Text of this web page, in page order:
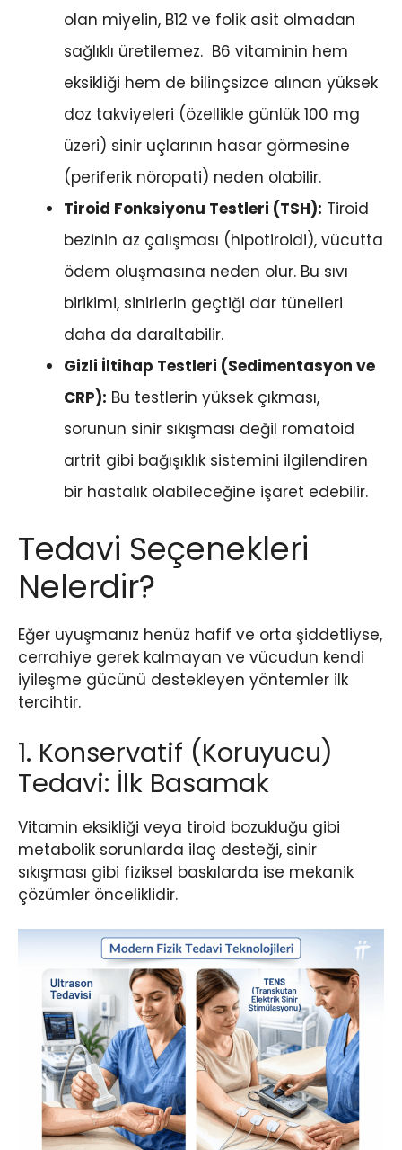
olan miyelin, B12 ve folik asit olmadan
sağlıklı üretilemez. B6 vitaminin hem
eksikliği hem de bilinçsizce alınan yüksek
doz takviyeleri (özellikle günlük 100 mg
üzeri) sinir uçlarının hasar görmesine
(periferik nöropati) neden olabilir.
Tiroid Fonksiyonu Testleri (TSH): Tiroid
bezinin az çalışması (hipotiroidi), vücutta
ödem oluşmasına neden olur. Bu sıvı
birikimi, sinirlerin geçtiği dar tünelleri
daha da daraltabilir.
Gizli İltihap Testleri (Sedimentasyon ve
CRP): Bu testlerin yüksek çıkması,
sorunun sinir sıkışması değil romatoid
artrit gibi bağışıklık sistemini ilgilendiren
bir hastalık olabileceğine işaret edebilir.
Tedavi Seçenekleri
Nelerdir?
Eğer uyuşmanız henüz hafif ve orta şiddetliyse,
cerrahiye gerek kalmayan ve vücudun kendi
iyileşme gücünü destekleyen yöntemler ilk
tercihtir.
1. Konservatif (Koruyucu)
Tedavi: İlk Basamak
Vitamin eksikliği veya tiroid bozukluğu gibi
metabolik sorunlarda ilaç desteği, sinir
sıkışması gibi fiziksel baskılarda ise mekanik
çözümler önceliklidir.